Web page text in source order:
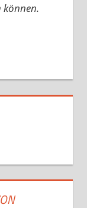
können.